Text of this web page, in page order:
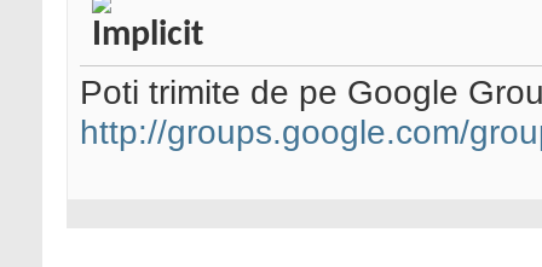
Poti trimite de pe Google
http://groups.google.com/